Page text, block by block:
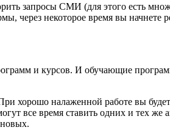
запросы СМИ (для этого есть
через некоторое время вы начнете
и курсов. И обучающие
хорошо налаженной работе вы
все время ставить одних и тех же